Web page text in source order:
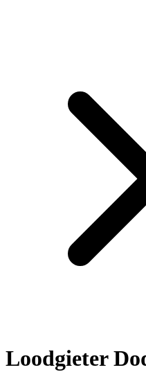
Loodgieter